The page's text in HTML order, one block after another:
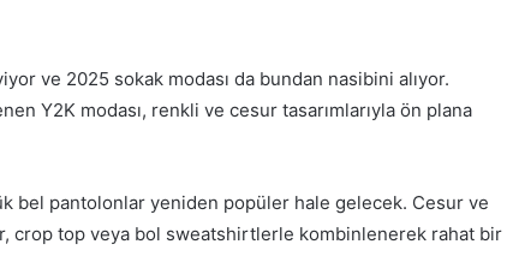
ve 2025 sokak modası da bundan nasibini alıyor.
Y2K modası, renkli ve cesur tasarımlarıyla ön plana
bel pantolonlar yeniden popüler hale gelecek. Cesur ve
crop top veya bol sweatshirtlerle kombinlenerek rahat bir